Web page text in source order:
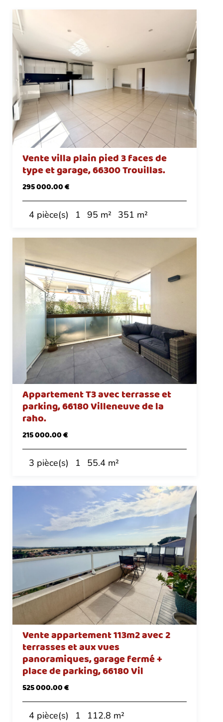
Vente villa plain pied 3 faces de
type et garage, 66300 Trouillas.
295 000.00 €
4 pièce(s) 1 95 m² 351 m²
Appartement T3 avec terrasse et
parking, 66180 Villeneuve de la
raho.
215 000.00 €
3 pièce(s) 1 55.4 m²
Vente appartement 113m2 avec 2
terrasses et aux vues
panoramiques, garage fermé +
place de parking, 66180 Vil
525 000.00 €
4 pièce(s) 1 112.8 m²